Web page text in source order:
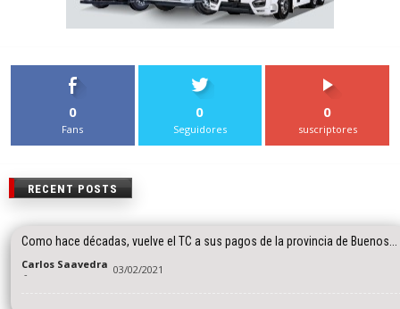
0
Fans
0
Seguidores
0
suscriptores
RECENT POSTS
Como hace décadas, vuelve el TC a sus pagos de la provincia de Buenos...
Carlos Saavedra
- 03/02/2021